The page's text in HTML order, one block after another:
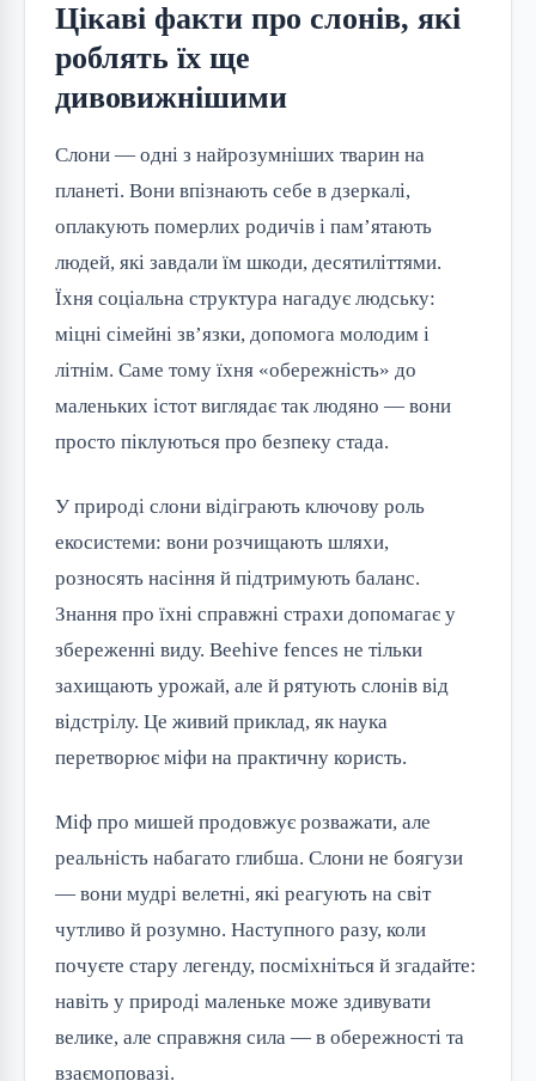
Цікаві факти про слонів, які
роблять їх ще
дивовижнішими
Слони — одні з найрозумніших тварин на
планеті. Вони впізнають себе в дзеркалі,
оплакують померлих родичів і пам’ятають
людей, які завдали їм шкоди, десятиліттями.
Їхня соціальна структура нагадує людську:
міцні сімейні зв’язки, допомога молодим і
літнім. Саме тому їхня «обережність» до
маленьких істот виглядає так людяно — вони
просто піклуються про безпеку стада.
У природі слони відіграють ключову роль
екосистеми: вони розчищають шляхи,
розносять насіння й підтримують баланс.
Знання про їхні справжні страхи допомагає у
збереженні виду. Beehive fences не тільки
захищають урожай, але й рятують слонів від
відстрілу. Це живий приклад, як наука
перетворює міфи на практичну користь.
Міф про мишей продовжує розважати, але
реальність набагато глибша. Слони не боягузи
— вони мудрі велетні, які реагують на світ
чутливо й розумно. Наступного разу, коли
почуєте стару легенду, посміхніться й згадайте:
навіть у природі маленьке може здивувати
велике, але справжня сила — в обережності та
взаємоповазі.